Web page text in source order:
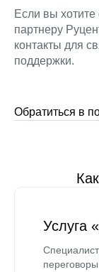
Если вы
партнеру
контакты для
поддержки.
Обратиться в
Услуга